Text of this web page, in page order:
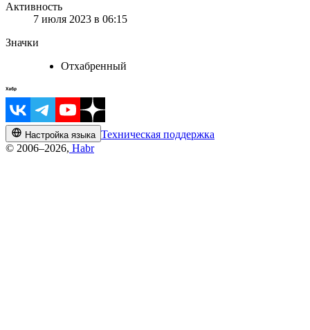
Активность
7 июля 2023 в 06:15
Значки
Отхабренный
Настройка языка Техническая поддержка
© 2006–2026, Habr